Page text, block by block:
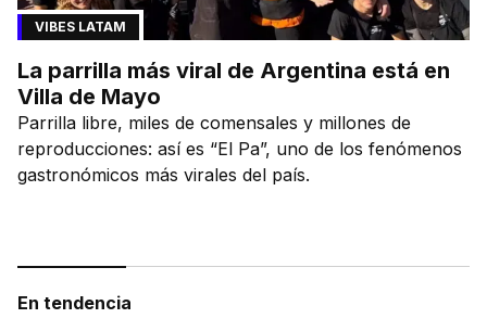
VIBES LATAM
La parrilla más viral de Argentina está en
Villa de Mayo
Parrilla libre, miles de comensales y millones de
reproducciones: así es “El Pa”, uno de los fenómenos
gastronómicos más virales del país.
En tendencia